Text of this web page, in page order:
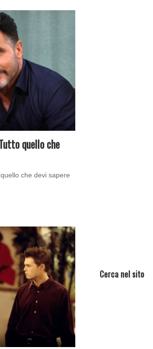
Tutto quello che
che devi sapere
Cerca nel sito